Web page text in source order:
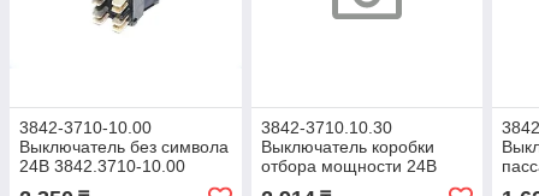
3842-3710-10.00
Выключатель без символа
24В 3842.3710-10.00
3842-3710.10.30
Выключатель коробки
отбора мощности 24В